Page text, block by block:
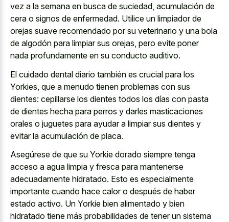
vez a la semana en busca de suciedad, acumulación de
cera o signos de enfermedad. Utilice un limpiador de
orejas suave recomendado por su veterinario y una bola
de algodón para limpiar sus orejas, pero evite poner
nada profundamente en su conducto auditivo.
El cuidado dental diario también es crucial para los
Yorkies, que a menudo tienen problemas con sus
dientes: cepillarse los dientes todos los días con pasta
de dientes hecha para perros y darles masticaciones
orales o juguetes para ayudar a limpiar sus dientes y
evitar la acumulación de placa.
Asegúrese de que su Yorkie dorado siempre tenga
acceso a agua limpia y fresca para mantenerse
adecuadamente hidratado. Esto es especialmente
importante cuando hace calor o después de haber
estado activo. Un Yorkie bien alimentado y bien
hidratado tiene más probabilidades de tener un sistema